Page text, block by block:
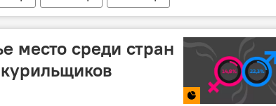
место среди стран